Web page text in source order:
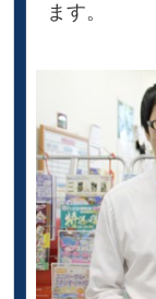
ます。